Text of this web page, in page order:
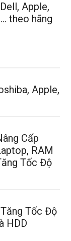
Apple,
theo hãng
Apple,
Cấp
RAM
Tốc Độ
Tốc Độ
HDD